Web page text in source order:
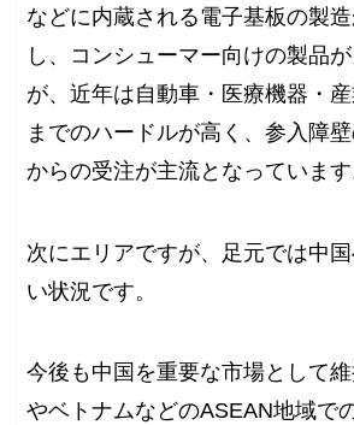
などに内蔵される電子基板の製
し、コンシューマー向けの製品
が、近年は自動車・医療機器・
までのハードルが高く、参入障
からの受注が主流となっています
次にエリアですが、足元では中
い状況です。
今後も中国を重要な市場として
やベトナムなどのASEAN地域で